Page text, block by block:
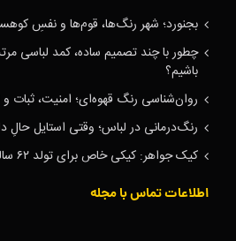
بجنورد؛ شهر رنگ‌ها، قوم‌ها و نفسِ
چطور با چند تصمیم ساده، کمد لباسی
باشیم؟
روان‌شناسی رنگ قهوه‌ای؛ امنیت،
رنگ‌درمانی در لباس؛ وقتی استایل
کیک جواهر: کیکی خاص برای تولد ۶۲ سالگی نیتا آمبانی
اطلاعات تماس با مجله